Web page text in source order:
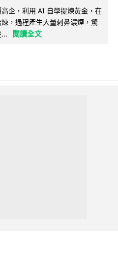
企，利用 AI 自學提煉黃金，在
，過程產生大量刺鼻濃煙，驚
閱讀全文